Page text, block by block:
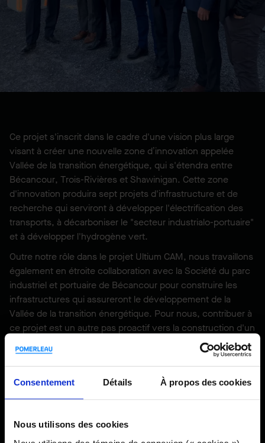
Consentement Détails À propos des cookies
Nous utilisons des cookies
Ce projet s'inscrit dans le cadre d'une vision plus large
visant à créer une nouvelle zone d’innovation appelée
Vallée de la transition énergétique, qui s'étendra entre
Bécancour, Trois-Rivières et Shawinigan. Cette zone
d'innovation produira sept projets d'infrastructure et de
recherche qui serviront à développer l'électrification des
transports, à décarboniser le "secteur industrialo-portuaire"
et à développer l'hydrogène vert.
Outre notre rôle dans le projet Ultium CAM, nous travaillons
également en étroite collaboration avec la Société du parc
industriel et portuaire de Bécancour pour construire les
infrastructures qui assureront le développement de la
Vallée de la transition énergétique. Pour nous, contribuer à
ce projet est un autre pas proactif vers la construction d'un
Partager